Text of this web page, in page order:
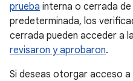
prueba interna o cerrada
predeterminada, los
cerrada pueden acceder a
revisaron y aprobaron.
Si deseas otorgar acceso